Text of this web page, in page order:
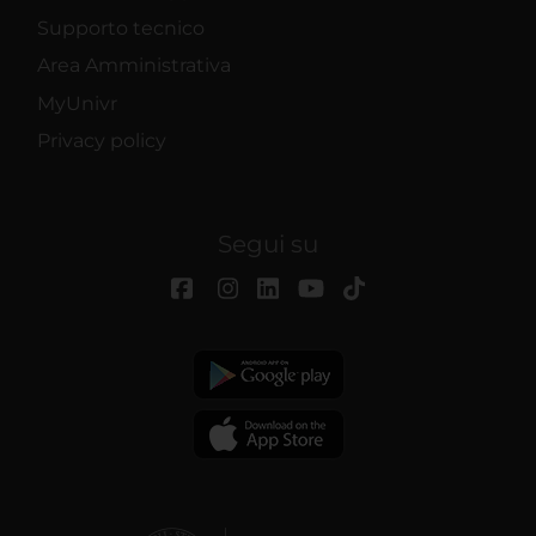
Supporto tecnico
Area Amministrativa
MyUnivr
Privacy policy
Segui su